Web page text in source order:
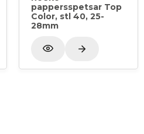
pappersspetsar Top
Color, stl 40, 25-
28mm